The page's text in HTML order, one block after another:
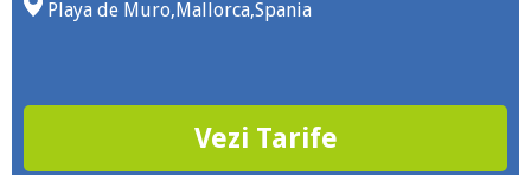
Playa de Muro,Mallorca,Spania
Vezi Tarife